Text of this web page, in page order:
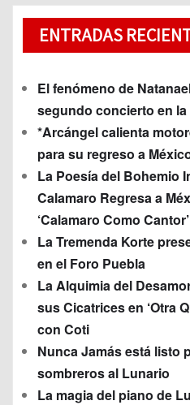
ENTRADAS
El fenómeno de
segundo concierto en la
*Arcángel calienta
para su regreso a
La Poesía del Bohemio
Calamaro Regresa a
‘Calamaro Como Cantor’
La Tremenda Korte
en el Foro Puebla
La Alquimia del
sus Cicatrices en ‘Otra
con Coti
Nunca Jamás está listo
sombreros al Lunario
La magia del piano de